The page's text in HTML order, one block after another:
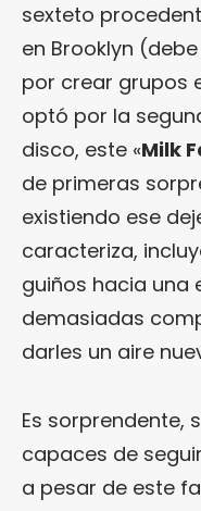
sexteto
en Brooklyn
por crear grupos
optó por la
disco, este «Milk
de primeras
existiendo ese
caracteriza,
guiños hacia una
demasiadas
darles un aire
Es sorprendente,
capaces de
a pesar de este